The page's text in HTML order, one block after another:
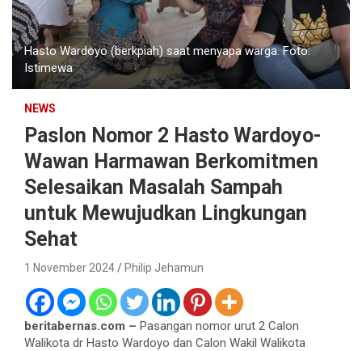
Hasto Wardoyo (berkpiah) saat menyapa warga. Foto:
Istimewa
NEWS
Paslon Nomor 2 Hasto Wardoyo-
Wawan Harmawan Berkomitmen
Selesaikan Masalah Sampah
untuk Mewujudkan Lingkungan
Sehat
1 November 2024 Philip Jehamun
beritabernas.com – Pasangan nomor urut 2 Calon
Walikota dr Hasto Wardoyo dan Calon Wakil Walikota